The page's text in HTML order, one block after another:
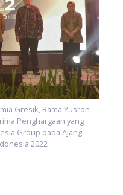
Gresik, Rama Yusron
Penghargaan yang
Group pada Ajang
2022